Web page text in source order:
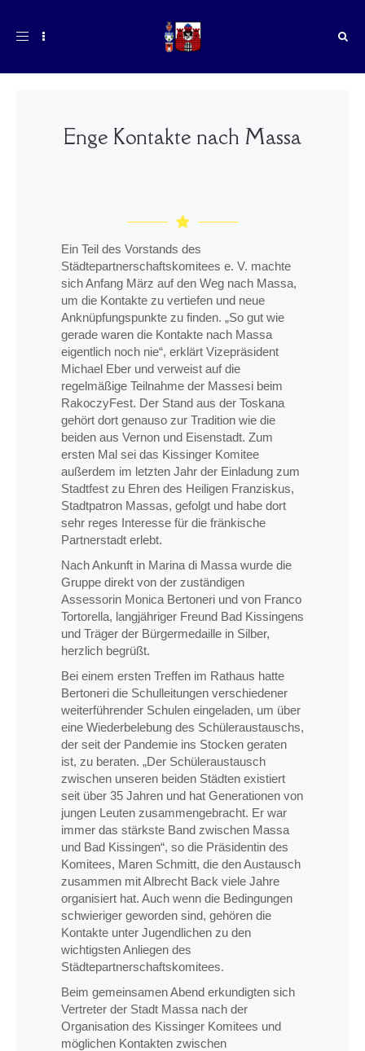
Toggle
Enge Kontakte nach Massa
Ein Teil des Vorstands des
Städtepartnerschaftskomitees e. V. machte
sich Anfang März auf den Weg nach Massa,
um die Kontakte zu vertiefen und neue
Anknüpfungspunkte zu finden. „So gut wie
gerade waren die Kontakte nach Massa
eigentlich noch nie“, erklärt Vizepräsident
Michael Eber und verweist auf die
regelmäßige Teilnahme der Massesi beim
RakoczyFest. Der Stand aus der Toskana
gehört dort genauso zur Tradition wie die
beiden aus Vernon und Eisenstadt. Zum
ersten Mal sei das Kissinger Komitee
außerdem im letzten Jahr der Einladung zum
Stadtfest zu Ehren des Heiligen Franziskus,
Stadtpatron Massas, gefolgt und habe dort
sehr reges Interesse für die fränkische
Partnerstadt erlebt.
Nach Ankunft in Marina di Massa wurde die
Gruppe direkt von der zuständigen
Assessorin Monica Bertoneri und von Franco
Tortorella, langjähriger Freund Bad Kissingens
und Träger der Bürgermedaille in Silber,
herzlich begrüßt.
Bei einem ersten Treffen im Rathaus hatte
Bertoneri die Schulleitungen verschiedener
weiterführender Schulen eingeladen, um über
eine Wiederbelebung des Schüleraustauschs,
der seit der Pandemie ins Stocken geraten
ist, zu beraten. „Der Schüleraustausch
zwischen unseren beiden Städten existiert
seit über 35 Jahren und hat Generationen von
jungen Leuten zusammengebracht. Er war
immer das stärkste Band zwischen Massa
und Bad Kissingen“, so die Präsidentin des
Komitees, Maren Schmitt, die den Austausch
zusammen mit Albrecht Back viele Jahre
organisiert hat. Auch wenn die Bedingungen
schwieriger geworden sind, gehören die
Kontakte unter Jugendlichen zu den
wichtigsten Anliegen des
Städtepartnerschaftskomitees.
Beim gemeinsamen Abend erkundigten sich
Vertreter der Stadt Massa nach der
Organisation des Kissinger Komitees und
möglichen Kontakten zwischen